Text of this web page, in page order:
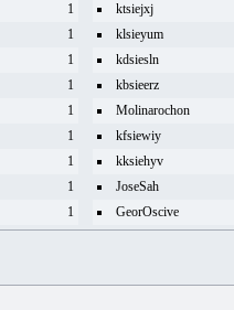
1
ktsiejxj
1
klsieyum
1
kdsiesln
1
kbsieerz
1
Molinarochon
1
kfsiewiy
1
kksiehyv
1
JoseSah
1 GeorOscive